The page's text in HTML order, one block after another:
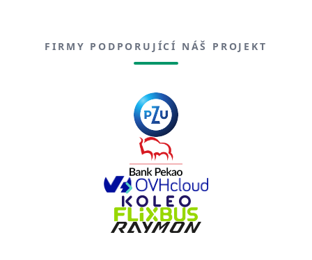
FIRMY PODPORUJÍCÍ NÁŠ PROJEKT